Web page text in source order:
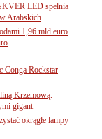
LED spełnia
Arabskich
1,96 mld euro
Conga Rockstar
Krzemową.
gigant
okrągłe lampy